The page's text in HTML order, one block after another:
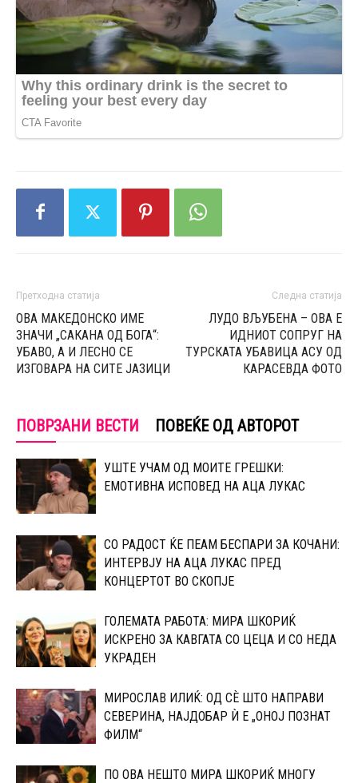
Претходна статија
ОВА МАКЕДОНСКО ИМЕ
ЗНАЧИ „САКАНА ОД БОГА“:
УБАВО, А И ЛЕСНО СЕ
ИЗГОВАРА НА СИТЕ ЈАЗИЦИ
Следна статија
ЛУДО ВЉУБЕНА – ОВА Е
ИДНИОТ СОПРУГ НА
ТУРСКАТА УБАВИЦА АСУ ОД
КАРАСЕВДА ФОТО
ПОВРЗАНИ ВЕСТИ ПОВЕЌЕ ОД АВТОРОТ
УШТЕ УЧАМ ОД МОИТЕ ГРЕШКИ:
ЕМОТИВНА ИСПОВЕД НА АЦА ЛУКАС
СО РАДОСТ ЌЕ ПЕАМ БЕСПАРИ ЗА КОЧАНИ:
ИНТЕРВЈУ НА АЦА ЛУКАС ПРЕД
КОНЦЕРТОТ ВО СКОПЈЕ
ГОЛЕМАТА РАБОТА: МИРА ШКОРИЌ
ИСКРЕНО ЗА КАВГАТА СО ЦЕЦА И СО НЕДА
УКРАДЕН
МИРОСЛАВ ИЛИЌ: ОД СÈ ШТО НАПРАВИ
СЕВЕРИНА, НАЈДОБАР Ѝ Е „ОНОЈ ПОЗНАТ
ФИЛМ“
ПО ОВА НЕШТО МИРА ШКОРИЌ МНОГУ